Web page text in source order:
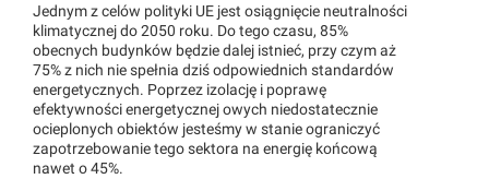
Jednym z celów polityki UE jest osiągnięcie neutralności
klimatycznej do 2050 roku. Do tego czasu, 85%
obecnych budynków będzie dalej istnieć, przy czym aż
75% z nich nie spełnia dziś odpowiednich standardów
energetycznych. Poprzez izolację i poprawę
efektywności energetycznej owych niedostatecznie
ocieplonych obiektów jesteśmy w stanie ograniczyć
zapotrzebowanie tego sektora na energię końcową
nawet o 45%.